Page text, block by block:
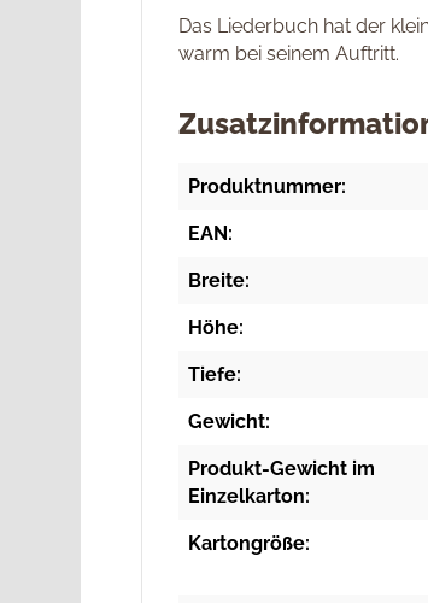
Das Liederbuch hat der
warm bei seinem Auftritt.
Produktnummer:
EAN:
Breite:
Höhe:
Tiefe:
Gewicht:
Produkt-Gewicht im
Einzelkarton:
Kartongröße: